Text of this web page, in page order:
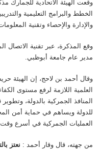
وقعت الهيئة الاتحادية للجمارك
الخطط والبرامج التعليمية
والإدارة والإحصاء وتقنية
وقع المذكرة، عبر تقنية الاتصال
مدير عام جامعة أبوظبي.
وقال أحمد بن لاحج، إن الهيئة
العلمية اللازمة لرفع مستوى
المنافذ الجمركية بالدولة،
للدولة ويساهم في حماية أمن
العمليات الجمركية في أسرع
من جهته، قال وقار أحمد : نعتز